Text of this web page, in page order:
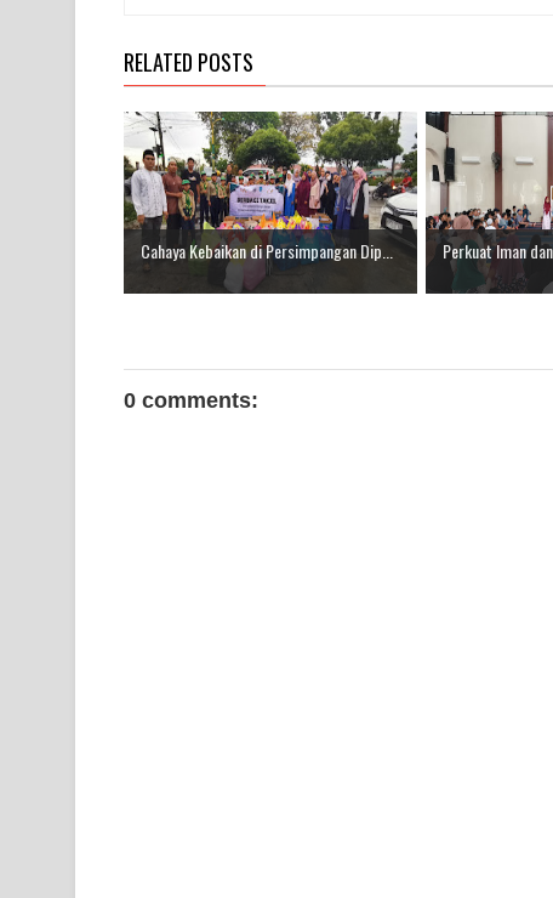
RELATED POSTS
Cahaya Kebaikan di Persimpangan Dip... Perkuat Iman
0 comments: